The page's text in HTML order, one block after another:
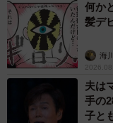
何か
髪デ
海
夫は
手の
子と